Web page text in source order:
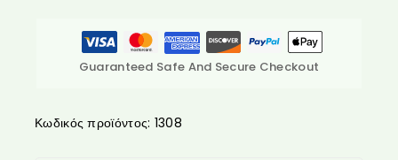
Guaranteed Safe And Secure Checkout
Κωδικός προϊόντος: 1308